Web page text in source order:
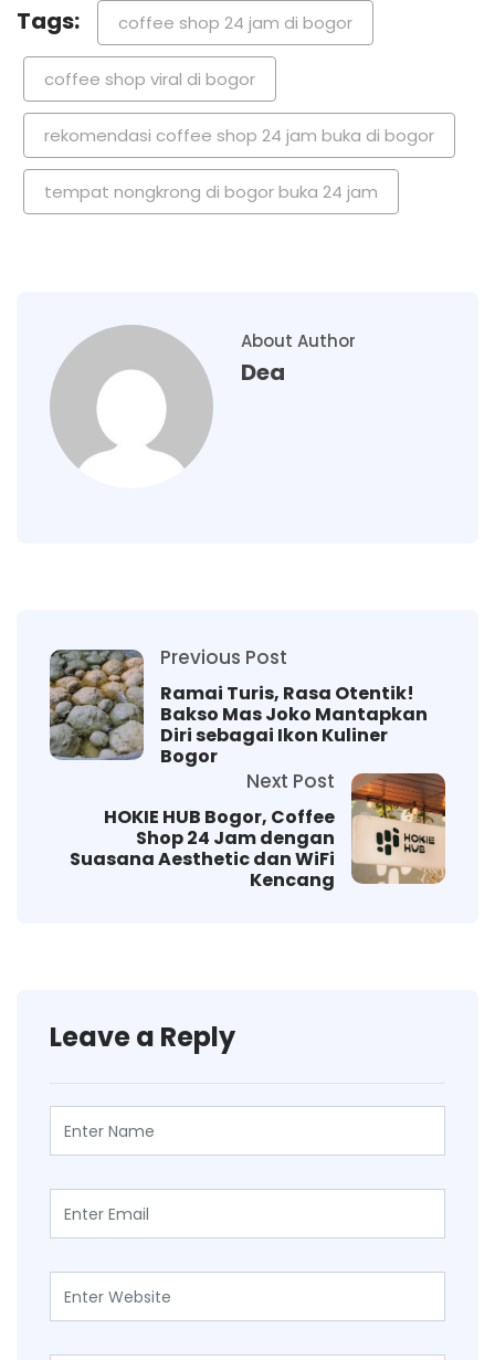
Tags: coffee shop 24 jam di bogor
coffee shop viral di bogor
rekomendasi coffee shop 24 jam buka di bogor
tempat nongkrong di bogor buka 24 jam
About Author
Dea
Previous Post
Ramai Turis, Rasa Otentik!
Bakso Mas Joko Mantapkan
Diri sebagai Ikon Kuliner
Bogor
Next Post
HOKIE HUB Bogor, Coffee
Shop 24 Jam dengan
Suasana Aesthetic dan WiFi
Kencang
Leave a Reply